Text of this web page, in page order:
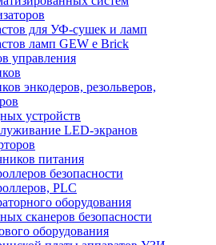
для УФ-сушек и ламп
ламп GEW e Brick
управления
энкодеров, резольверов,
устройств
LED-экранов
питания
безопасности
PLC
оборудования
сканеров безопасности
оборудования